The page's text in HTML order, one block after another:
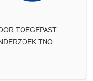
TOEGEPAST
TNO